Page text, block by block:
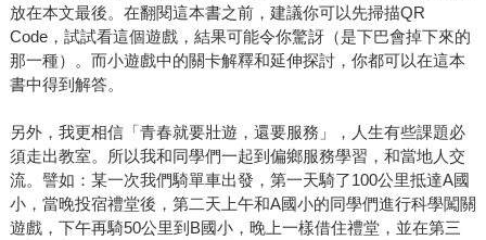
放在本文最後。在翻閱這本書之前，建議你可以先掃描QR
Code，試試看這個遊戲，結果可能令你驚訝（是下巴會掉下來的
那一種）。而小遊戲中的關卡解釋和延伸探討，你都可以在這本
書中得到解答。
另外，我更相信「青春就要壯遊，還要服務」，人生有些課題必
須走出教室。所以我和同學們一起到偏鄉服務學習，和當地人交
流。譬如：某一次我們騎單車出發，第一天騎了100公里抵達A國
小，當晚投宿禮堂後，第二天上午和A國小的同學們進行科學闖關
遊戲，下午再騎50公里到B國小，晚上一樣借住禮堂，並在第三